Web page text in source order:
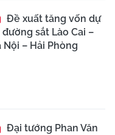
Đề xuất tăng vốn dự
đường sắt Lào Cai –
Nội – Hải Phòng
Đại tướng Phan Văn